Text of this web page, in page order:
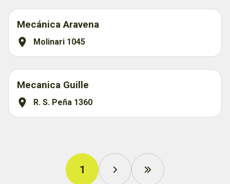
Mecánica Aravena
Molinari 1045
Mecanica Guille
R. S. Peña 1360
1